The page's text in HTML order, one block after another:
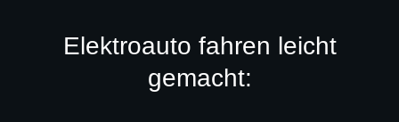
Elektroauto fahren leicht
gemacht: